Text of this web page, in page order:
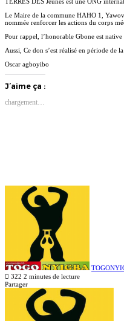
Le Maire de la commune HAHO 1,
nommée renforcer les actions du corps
Pour rappel, l’honorable Gbone est native
Aussi, Ce don s’est réalisé en période
Oscar agboyibo
J’aime ça :
chargement…
322 2 minutes de lecture
Facebook
X
Linkedin
Partager